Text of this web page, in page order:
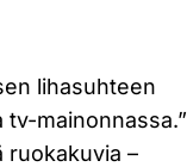
lihasuhteen
mainonnassa.”
ruokakuvia –